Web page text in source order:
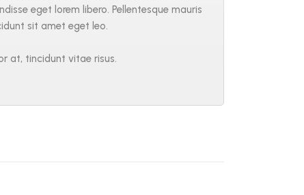
eget lorem libero. Pellentesque mauris
sit amet eget leo.
at, tincidunt vitae risus.